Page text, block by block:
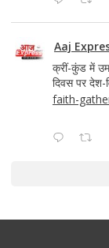
Aaj
क्रीं-कुंड में
दिवस पर देश-
faith-